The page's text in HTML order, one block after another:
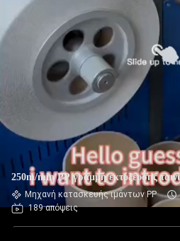
250m/min PP γραμμή εκτόξευσης
Μηχανή κατασκευής ιμάντων PP
189 απόψεις